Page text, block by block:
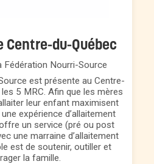
Centre-du-Québec
Fédération Nourri-Source
est présente au Centre-
5 MRC. Afin que les mères
leur enfant maximisent
expérience d’allaitement
un service (pré ou post
une marraine d’allaitement
est de soutenir, outiller et
la famille.